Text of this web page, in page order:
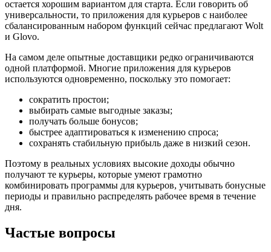
остается хорошим вариантом для старта. Если говорить об
универсальности, то приложения для курьеров с наиболее
сбалансированным набором функций сейчас предлагают Wolt
и Glovo.
На самом деле опытные доставщики редко ограничиваются
одной платформой. Многие приложения для курьеров
используются одновременно, поскольку это помогает:
сократить простои;
выбирать самые выгодные заказы;
получать больше бонусов;
быстрее адаптироваться к изменению спроса;
сохранять стабильную прибыль даже в низкий сезон.
Поэтому в реальных условиях высокие доходы обычно
получают те курьеры, которые умеют грамотно
комбинировать программы для курьеров, учитывать бонусные
периоды и правильно распределять рабочее время в течение
дня.
Частые вопросы